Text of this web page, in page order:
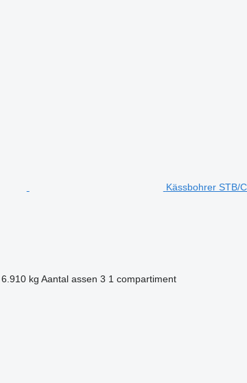
Kässbohrer STB/
6.910 kg Aantal assen 3 1 compartiment